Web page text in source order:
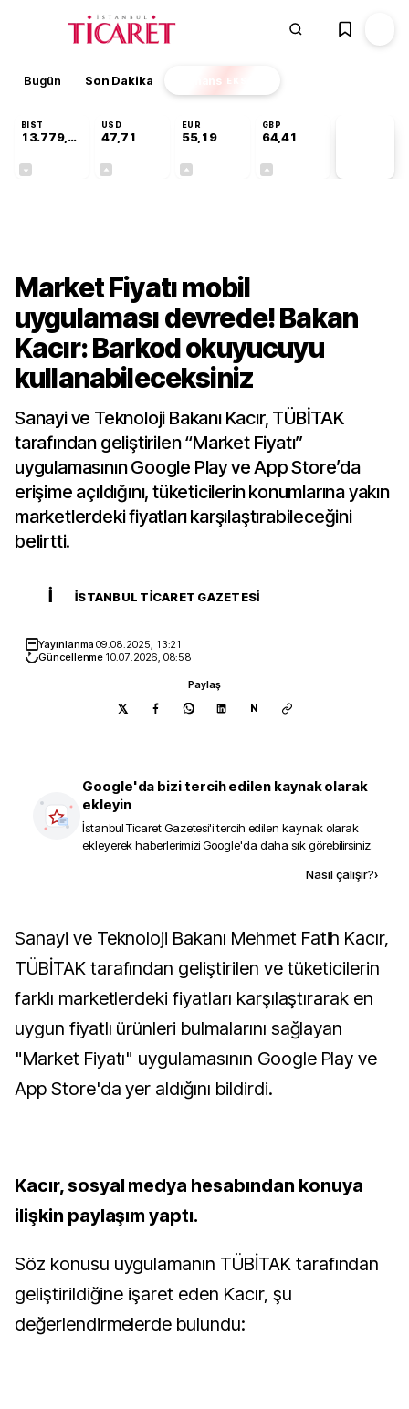
Bugün Son Dakika Finans EKSTRA
BIST
13.779,39
USD
47,71
EUR
55,19
GBP
64,41
Market Fiyatı mobil
uygulaması devrede! Bakan
Kacır: Barkod okuyucuyu
kullanabileceksiniz
Sanayi ve Teknoloji Bakanı Kacır, TÜBİTAK
tarafından geliştirilen “Market Fiyatı”
uygulamasının Google Play ve App Store’da
erişime açıldığını, tüketicilerin konumlarına yakın
marketlerdeki fiyatları karşılaştırabileceğini
belirtti.
İ İSTANBUL TICARET GAZETESI
Yayınlanma09.08.2025, 13:21
Güncellenme 10.07.2026, 08:58
Paylaş
N
Google'da bizi tercih edilen kaynak olarak
ekleyin
İstanbul Ticaret Gazetesi'i tercih edilen kaynak olarak
ekleyerek haberlerimizi Google'da daha sık görebilirsiniz.
Nasıl çalışır?›
Sanayi ve Teknoloji Bakanı Mehmet Fatih Kacır,
TÜBİTAK tarafından geliştirilen ve tüketicilerin
farklı marketlerdeki fiyatları karşılaştırarak en
uygun fiyatlı ürünleri bulmalarını sağlayan
"Market Fiyatı" uygulamasının Google Play ve
App Store'da yer aldığını bildirdi.
Kacır, sosyal medya hesabından konuya
ilişkin paylaşım yaptı.
Söz konusu uygulamanın TÜBİTAK tarafından
geliştirildiğine işaret eden Kacır, şu
değerlendirmelerde bulundu: